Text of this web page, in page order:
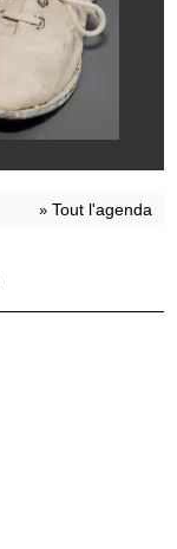
» Tout l'agenda